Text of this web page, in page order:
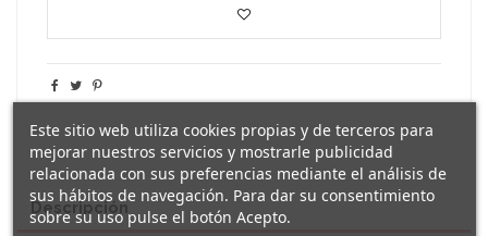
Descripción
Este sitio web utiliza cookies propias y de terceros para
mejorar nuestros servicios y mostrarle publicidad
relacionada con sus preferencias mediante el análisis de
sus hábitos de navegación. Para dar su consentimiento
sobre su uso pulse el botón Acepto.